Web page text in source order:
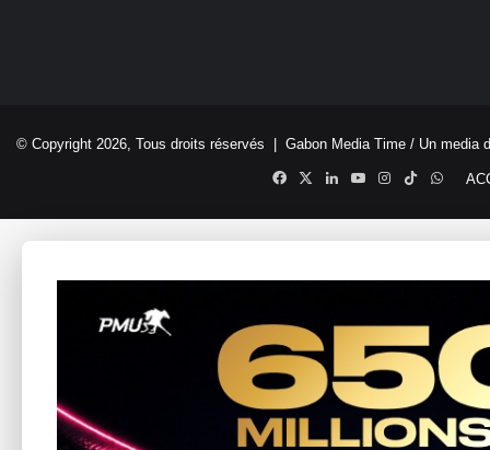
© Copyright 2026, Tous droits réservés | Gabon Media Time / Un media
Facebook
X LinkedinYouTubeInstagram
TikTok